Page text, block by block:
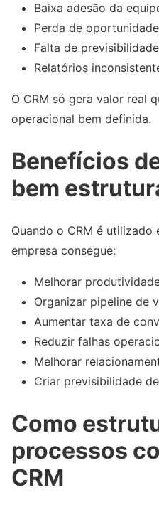
Baixa adesão da
Perda de
Falta de previsibilidade
Relatórios
O CRM só gera valor real
operacional bem definida.
Benefícios
bem
Quando o CRM é utilizado
empresa consegue:
Melhorar
Organizar pipeline de
Aumentar taxa de
Reduzir falhas
Melhorar
Criar previsibilidade
Como
processos
CRM